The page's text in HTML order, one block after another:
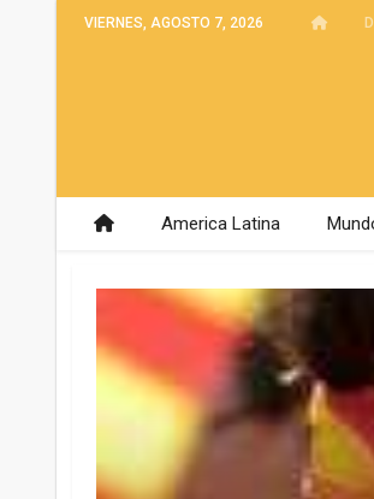
VIERNES, AGOSTO 7, 2026
America Latina